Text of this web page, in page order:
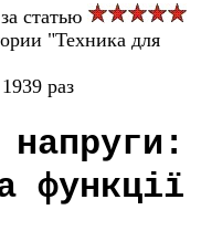
статью
"Техника для
раз
напруги:
функції